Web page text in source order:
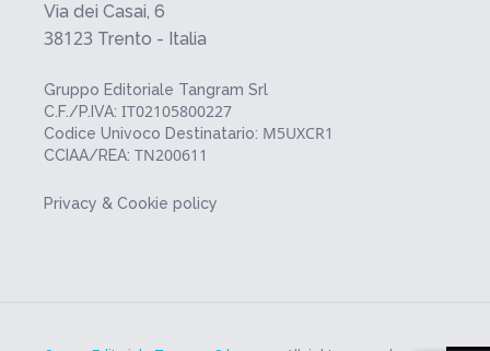
Via dei Casai, 6
38123 Trento - Italia
Gruppo Editoriale Tangram Srl
C.F./P.IVA: IT02105800227
Codice Univoco Destinatario: M5UXCR1
CCIAA/REA: TN200611
Privacy & Cookie policy